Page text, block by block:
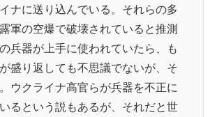
ナに送り込んでいる。それらの多
軍の空爆で破壊されていると推測
兵器が上手に使われていたら、も
盛り返しても不思議でないが、そ
ウクライナ高官らが兵器を不正に
るという説もあるが、それだと世